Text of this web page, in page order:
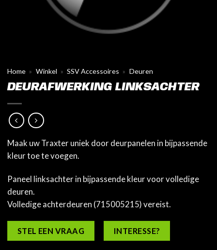
Home » Winkel » SSV Accessoires » Deuren
DEURAFWERKING LINKSACHTER
Maak uw Traxter uniek door deurpanelen in bijpassende
kleur toe te voegen.
Paneel linksachter in bijpassende kleur voor volledige
deuren.
Volledige achterdeuren (715005215) vereist.
STEL EEN VRAAG INTERESSE?